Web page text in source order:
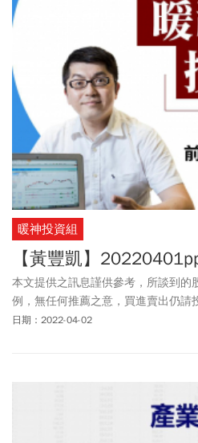
暖神投資組
【黃豐凱】
本文提供之訊息謹供參考，所談到的
例，無任何推薦之意，買進賣出仍請
供訂閱戶本人使用，非經授權嚴禁任
日期：2022-04-02